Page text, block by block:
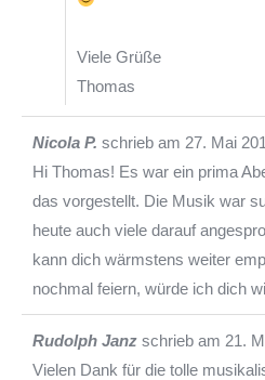
Viele Grüße
Thomas
Nicola P. schrieb am 27. Mai
Hi Thomas! Es war ein prima
das vorgestellt. Die Musik war
heute auch viele darauf
kann dich wärmstens weiter
nochmal feiern, würde ich dich
Rudolph Janz schrieb am 21.
Vielen Dank für die tolle